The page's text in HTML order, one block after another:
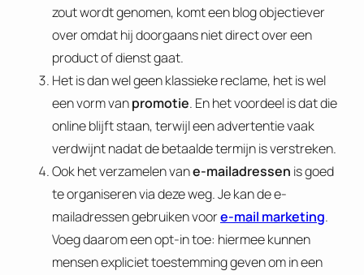
zout wordt genomen, komt een blog objectiever
over omdat hij doorgaans niet direct over een
product of dienst gaat.
Het is dan wel geen klassieke reclame, het is wel
een vorm vanpromotie. En het voordeel is dat die
online blijft staan, terwijl een advertentie vaak
verdwijnt nadat de betaalde termijn is verstreken.
Ook het verzamelen vane-mailadressen is goed
te organiseren via deze weg. Je kan de e-
mailadressen gebruiken voore-mail marketing.
Voeg daarom een opt-in toe: hiermee kunnen
mensen expliciet toestemming geven om in een